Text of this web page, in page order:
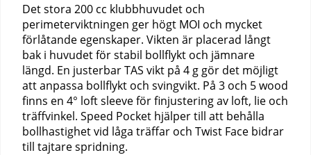
Det stora 200 cc klubbhuvudet och
perimeterviktningen ger högt MOI och mycket
förlåtande egenskaper. Vikten är placerad långt
bak i huvudet för stabil bollflykt och jämnare
längd. En justerbar TAS vikt på 4 g gör det möjligt
att anpassa bollflykt och svingvikt. På 3 och 5 wood
finns en 4° loft sleeve för finjustering av loft, lie och
träffvinkel. Speed Pocket hjälper till att behålla
bollhastighet vid låga träffar och Twist Face bidrar
till tajtare spridning.